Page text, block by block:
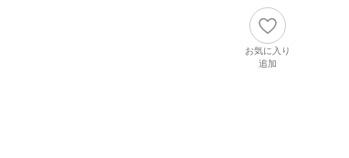
お気に入り
追加